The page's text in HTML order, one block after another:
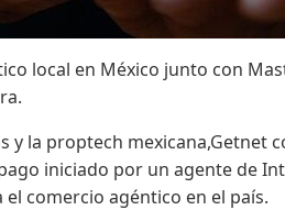
local en México junto con
y la proptech mexicana,Getnet
iniciado por un agente de
el comercio agéntico en el país.